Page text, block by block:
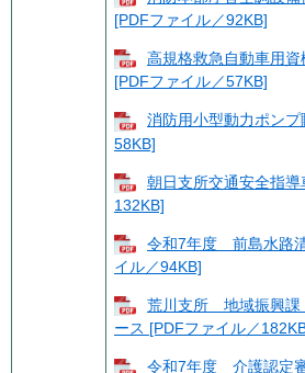
[PDFファイル／92KB]
高規格救急自動車用
[PDFファイル／57KB]
消防用小型動力ポン
58KB]
朝日支所交通安全指
132KB]
令和7年度 前島水路
イル／94KB]
荒川支所 地域振興
ース [PDFファイル／
令和7年度 介護認定